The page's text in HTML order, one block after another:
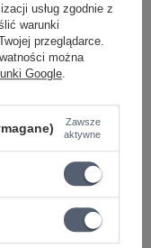
obcinarką
53,09 zł
+5%
Urządzenie do
usług zgodnie z
warunki
przeglądarce.
można
Google
Zawsze
aktywne